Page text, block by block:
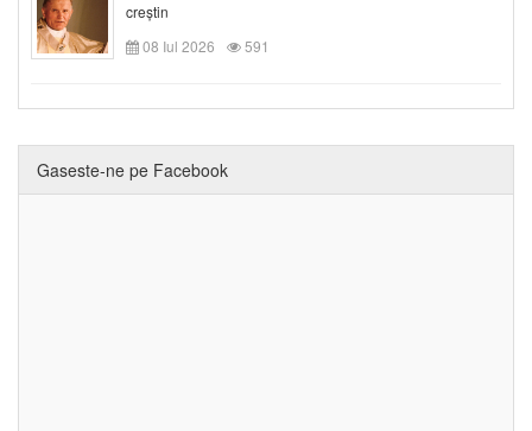
creștin
08 Iul 2026
591
Gaseste-ne pe Facebook